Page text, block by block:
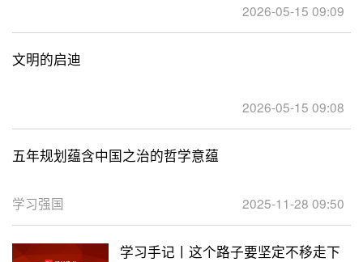
2026-05-15 09:09
文明的启迪
2026-05-15 09:08
五年规划蕴含中国之治的哲学意蕴
学习强国 2025-11-28 09:50
学习手记丨这个路子要坚定不移走下